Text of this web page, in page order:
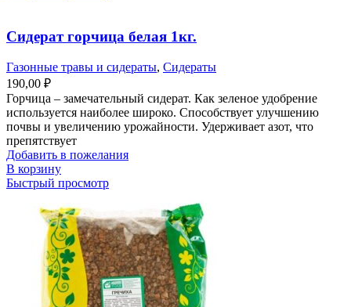
Сидерат горчица белая 1кг.
Газонные травы и сидераты, Сидераты
190,00 ₽
Горчица – замечательный сидерат. Как зеленое удобрение
используется наиболее широко. Способствует улучшению
почвы и увеличению урожайности. Удерживает азот, что
препятствует
Добавить в пожелания
В корзину
Быстрый просмотр